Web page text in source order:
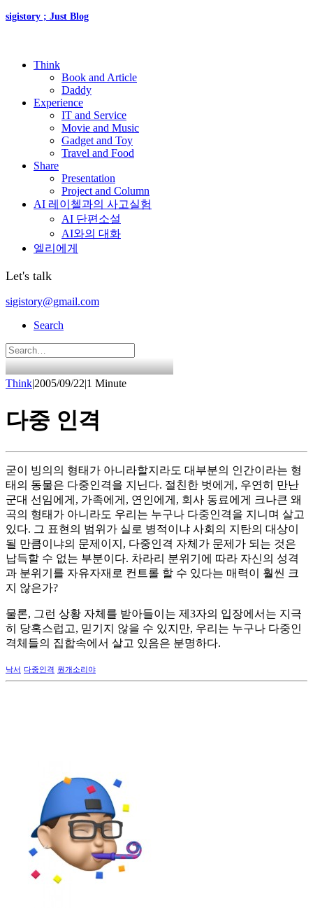
sigistory ; Just Blog
Think
Book and Article
Daddy
Experience
IT and Service
Movie and Music
Gadget and Toy
Travel and Food
Share
Presentation
Project and Column
AI 레이첼과의 사고실험
AI 단편소설
AI와의 대화
엘리에게
Let's talk
sigistory@gmail.com
Search
Think|2005/09/22|1 Minute
다중 인격
굳이 빙의의 형태가 아니라할지라도 대부분의 인간이라는 형
태의 동물은 다중인격을 지닌다. 절친한 벗에게, 우연히 만난
군대 선임에게, 가족에게, 연인에게, 회사 동료에게 크나큰 왜
곡의 형태가 아니라도 우리는 누구나 다중인격을 지니며 살고
있다. 그 표현의 범위가 실로 병적이냐 사회의 지탄의 대상이
될 만큼이냐의 문제이지, 다중인격 자체가 문제가 되는 것은
납득할 수 없는 부분이다. 차라리 분위기에 따라 자신의 성격
과 분위기를 자유자재로 컨트롤 할 수 있다는 매력이 훨씬 크
지 않은가?
물론, 그런 상황 자체를 받아들이는 제3자의 입장에서는 지극
히 당혹스럽고, 믿기지 않을 수 있지만, 우리는 누구나 다중인
격체들의 집합속에서 살고 있음은 분명하다.
낙서 다중인격 뭔개소리야